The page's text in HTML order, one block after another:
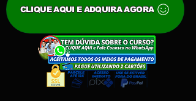
CLIQUE AQUI E ADQUIRA AGORA